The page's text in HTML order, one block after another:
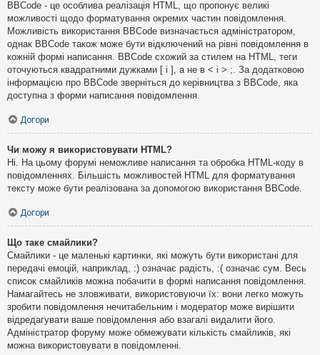
BBCode - це особлива реалізація HTML, що пропонує великі
можливості щодо форматування окремих частин повідомлення.
Можливість використання BBCode визначається адміністратором,
однак BBCode також може бути відключений на рівні повідомлення в
кожній формі написання. BBCode схожий за стилем на HTML, теги
оточуються квадратними дужками [ і ], а не в < і > ;. За додатковою
інформацією про BBCode зверніться до керівництва з BBCode, яка
доступна з форми написання повідомлення.
Догори
Чи можу я використовувати HTML?
Ні. На цьому форумі неможливе написання та обробка HTML-коду в
повідомленнях. Більшість можливостей HTML для форматування
тексту може бути реалізована за допомогою використання BBCode.
Догори
Що таке смайлики?
Смайлики - це маленькі картинки, які можуть бути використані для
передачі емоцій, наприклад, :) означає радість, :( означає сум. Весь
список смайликів можна побачити в формі написання повідомлення.
Намагайтесь не зловживати, використовуючи їх: вони легко можуть
зробити повідомлення нечитабельним і модератор може вирішити
відредагувати ваше повідомлення або взагалі видалити його.
Адміністратор форуму може обмежувати кількість смайликів, які
можна використовувати в повідомленні.